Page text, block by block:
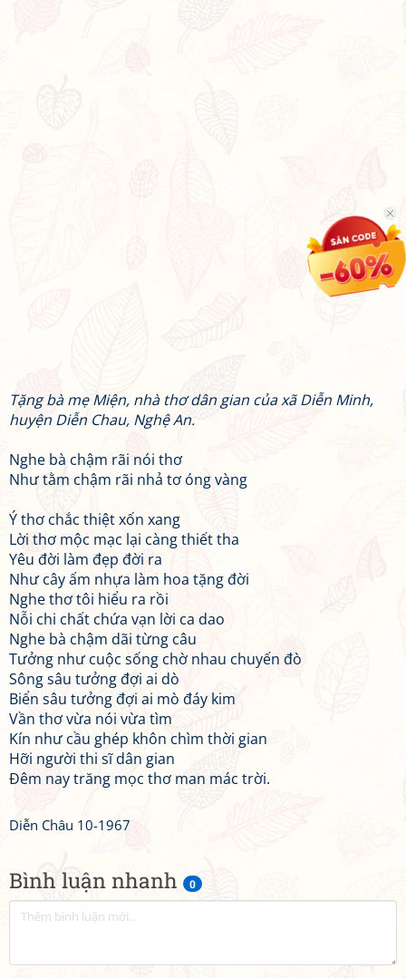
Bình luận nhanh 0
Tặng bà mẹ Miện, nhà thơ dân gian của xã Diễn Minh,
huyện Diễn Chau, Nghệ An.
Nghe bà chậm rãi nói thơ
Như tằm chậm rãi nhả tơ óng vàng
Ý thơ chắc thiệt xốn xang
Lời thơ mộc mạc lại càng thiết tha
Yêu đời làm đẹp đời ra
Như cây ấm nhựa làm hoa tặng đời
Nghe thơ tôi hiểu ra rồi
Nỗi chi chất chứa vạn lời ca dao
Nghe bà chậm dãi từng câu
Tưởng như cuộc sống chờ nhau chuyến đò
Sông sâu tưởng đợi ai dò
Biển sâu tưởng đợi ai mò đáy kim
Vần thơ vừa nói vừa tìm
Kín như cầu ghép khôn chìm thời gian
Hỡi người thi sĩ dân gian
Đêm nay trăng mọc thơ man mác trời.
Diễn Châu 10-1967